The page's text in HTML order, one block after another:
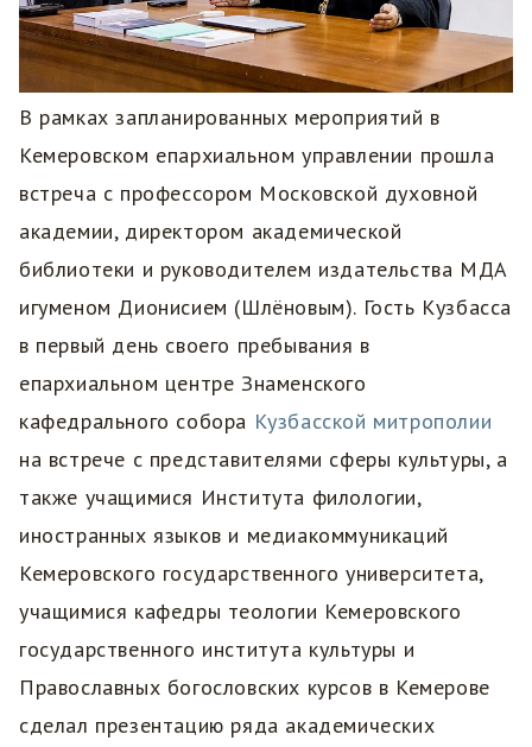
В рамках запланированных мероприятий в
Кемеровском епархиальном управлении прошла
встреча с профессором Московской духовной
академии, директором академической
библиотеки и руководителем издательства МДА
игуменом Дионисием (Шлёновым). Гость Кузбасса
в первый день своего пребывания в
епархиальном центре Знаменского
кафедрального собора Кузбасской митрополии
на встрече с представителями сферы культуры, а
также учащимися Института филологии,
иностранных языков и медиакоммуникаций
Кемеровского государственного университета,
учащимися кафедры теологии Кемеровского
государственного института культуры и
Православных богословских курсов в Кемерове
сделал презентацию ряда академических